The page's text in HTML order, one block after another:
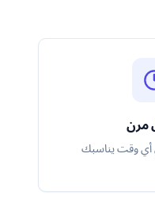
مرن
أي وقت يناسبك